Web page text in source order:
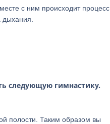
с ним происходит процесс
дыхания.
следующую гимнастику.
полости. Таким образом вы